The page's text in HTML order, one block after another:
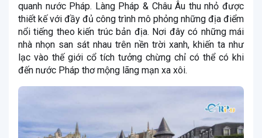
quanh nước Pháp. Làng Pháp & Châu Âu thu nhỏ được
thiết kế với đầy đủ công trình mô phỏng những địa điểm
nổi tiếng theo kiến trúc bản địa. Nơi đây có những mái
nhà nhọn san sát nhau trên nền trời xanh, khiến ta như
lạc vào thế giới cổ tích tưởng chừng chỉ có thể có khi
đến nước Pháp thơ mộng lãng mạn xa xôi.